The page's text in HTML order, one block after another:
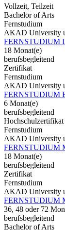
Vollzeit, Teilzeit
Bachelor of Arts
Fernstudium
AKAD University
FERNSTUDIUM
18 Monat(e)
berufsbegleitend
Zertifikat
Fernstudium
AKAD University
FERNSTUDIUM
6 Monat(e)
berufsbegleitend
Hochschulzertifikat
Fernstudium
AKAD University
FERNSTUDIUM
18 Monat(e)
berufsbegleitend
Zertifikat
Fernstudium
AKAD University
FERNSTUDIUM
36, 48 oder 72
berufsbegleitend
Bachelor of Arts